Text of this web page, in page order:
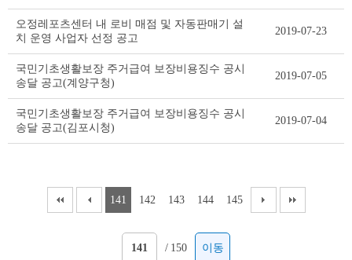
오정레포츠센터 내 로비 매점 및 자동판매기 설
치 운영 사업자 선정 공고
2019-07-23
국민기초생활보장 주거급여 보장비용징수 공시
송달 공고(계양구청)
2019-07-05
국민기초생활보장 주거급여 보장비용징수 공시
송달 공고(김포시청)
2019-07-04
141 142 143 144 145
/ 150 이동